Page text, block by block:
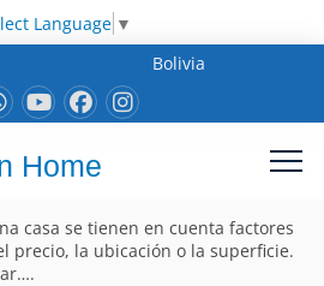
Language ▼
Bolivia
Home
casa se tienen en cuenta factores
precio, la ubicación o la superficie.